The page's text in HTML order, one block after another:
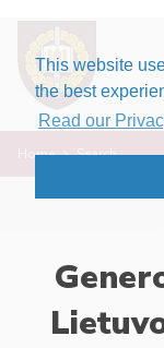
This website
the best
Read our
Home Search